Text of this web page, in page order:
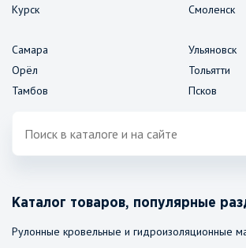
Курск
Смоленск
Самара
Орёл
Тамбов
Ульяновск
Тольятти
Псков
Каталог товаров, популярные
Рулонные кровельные и гидроизоляционные